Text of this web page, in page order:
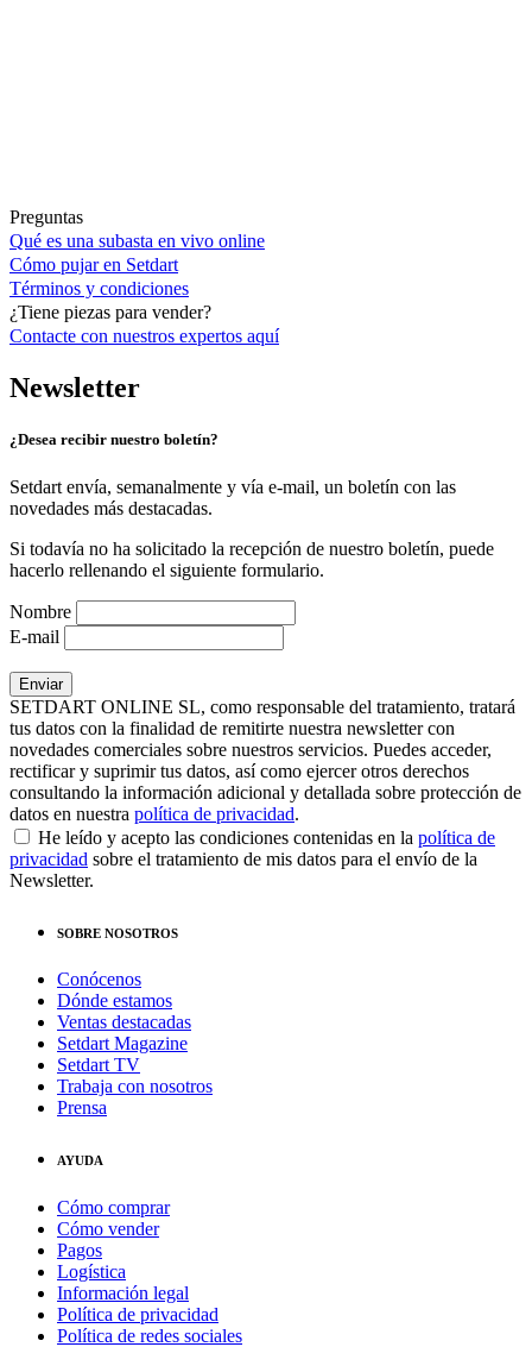
Preguntas
Qué es una subasta en vivo online
Cómo pujar en Setdart
Términos y condiciones
¿Tiene piezas para vender?
Contacte con nuestros expertos aquí
Newsletter
¿Desea recibir nuestro boletín?
Setdart envía, semanalmente y vía e-mail, un boletín con las
novedades más destacadas.
Si todavía no ha solicitado la recepción de nuestro boletín, puede
hacerlo rellenando el siguiente formulario.
Nombre
E-mail
SETDART ONLINE SL, como responsable del tratamiento, tratará
tus datos con la finalidad de remitirte nuestra newsletter con
novedades comerciales sobre nuestros servicios. Puedes acceder,
rectificar y suprimir tus datos, así como ejercer otros derechos
consultando la información adicional y detallada sobre protección de
datos en nuestra política de privacidad.
He leído y acepto las condiciones contenidas en la política de
privacidad sobre el tratamiento de mis datos para el envío de la
Newsletter.
SOBRE NOSOTROS
Conócenos
Dónde estamos
Ventas destacadas
Setdart Magazine
Setdart TV
Trabaja con nosotros
Prensa
AYUDA
Cómo comprar
Cómo vender
Pagos
Logística
Información legal
Política de privacidad
Política de redes sociales